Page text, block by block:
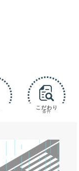
こだわり
条件